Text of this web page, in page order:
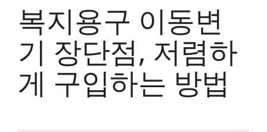
복지용구 이동변
기 장단점, 저렴하
게 구입하는 방법